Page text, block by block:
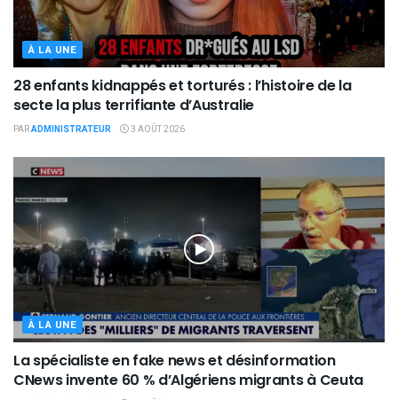
À LA UNE
28 enfants kidnappés et torturés : l’histoire de la
secte la plus terrifiante d’Australie
PARADMINISTRATEUR 3 AOÛT 2026
À LA UNE
La spécialiste en fake news et désinformation
CNews invente 60 % d’Algériens migrants à Ceuta